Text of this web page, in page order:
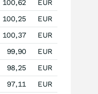
100,62
EUR
100,25
EUR
100,37
EUR
99,90
EUR
98,25
EUR
97,11
EUR